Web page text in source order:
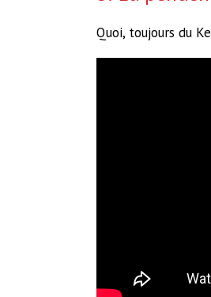
Quoi, toujours du